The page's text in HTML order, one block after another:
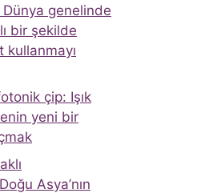
genelinde
bir şekilde
kullanmayı
çip: Işık
yeni bir
Asya’nın